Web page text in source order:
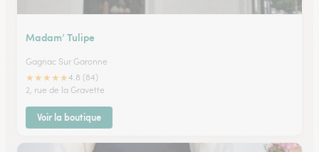
Madam’ Tulipe
Gagnac Sur Garonne
★★★★★4.8 (84)
2, rue de la Gravette
Voir la boutique